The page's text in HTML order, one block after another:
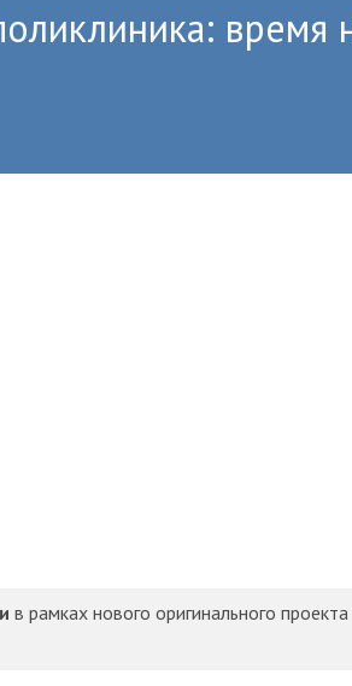
время
в рамках нового оригинального